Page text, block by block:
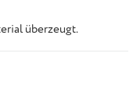
überzeugt.